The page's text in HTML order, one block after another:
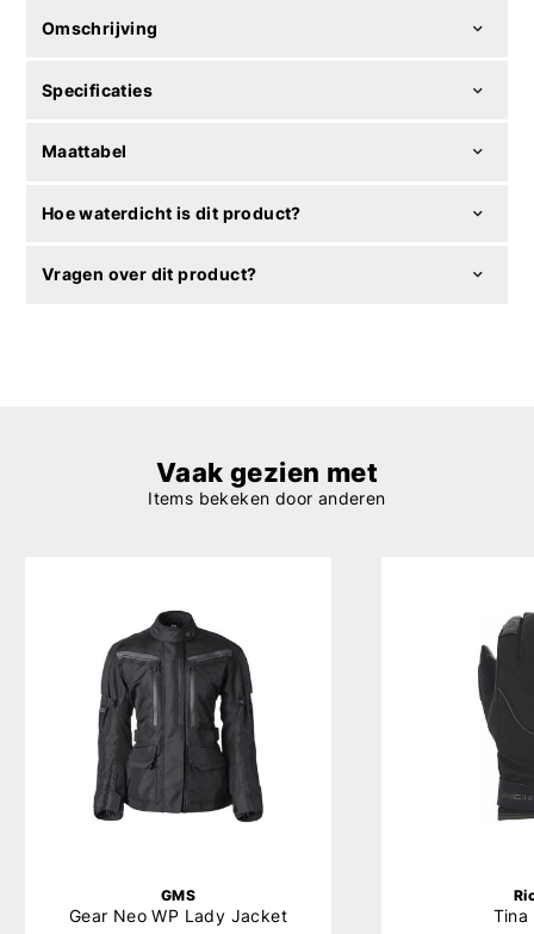
Omschrijving
Specificaties
Maattabel
Hoe waterdicht is dit product?
Vragen over dit product?
Vaak gezien met
Items bekeken door anderen
GMS
Gear Neo WP Lady Jacket
Tina